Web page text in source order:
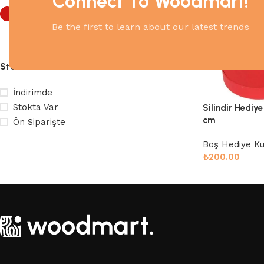
Be the first to learn about our latest trends
Stock Durumu
İndirimde
Stokta Var
Ön Siparişte
Silindir Hediye
cm
Boş Hediye
₺200.00